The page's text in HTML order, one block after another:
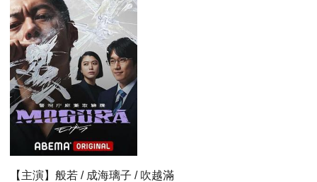
【主演】般若 / 成海璃子 / 吹越滿